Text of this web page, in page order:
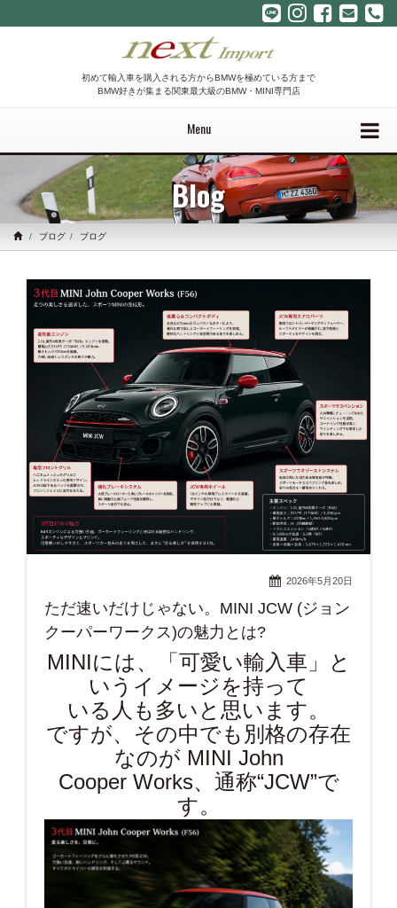
初めて輸入車を購入される方からBMWを極めている方まで
BMW好きが集まる関東最大級のBMW・MINI専門店
Menu
Blog
ブログ ブログ
2026年5月20日
ただ速いだけじゃない。MINI JCW (ジョン
クーパーワークス)の魅力とは?
MINIには、「可愛い輸入車」と
いうイメージを持って
いる人も多いと思います。
ですが、その中でも別格の存在
なのが MINI John
Cooper Works、通称“JCW”で
す。